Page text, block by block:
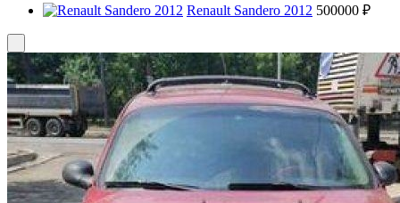
Renault Sandero 2012 500000 ₽